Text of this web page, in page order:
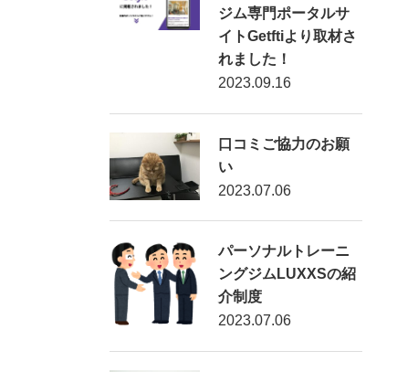
ジム専門ポータルサ
イトGetftiより取材さ
れました！
2023.09.16
口コミご協力のお願
い
2023.07.06
パーソナルトレーニ
ングジムLUXXSの紹
介制度
2023.07.06